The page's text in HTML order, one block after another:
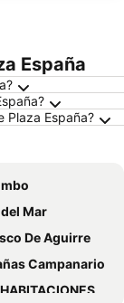
España
Plaza España?
Mar
De Aguirre
Campanario
1,2,3 ó 4 PERSONAS EN LA SERENA